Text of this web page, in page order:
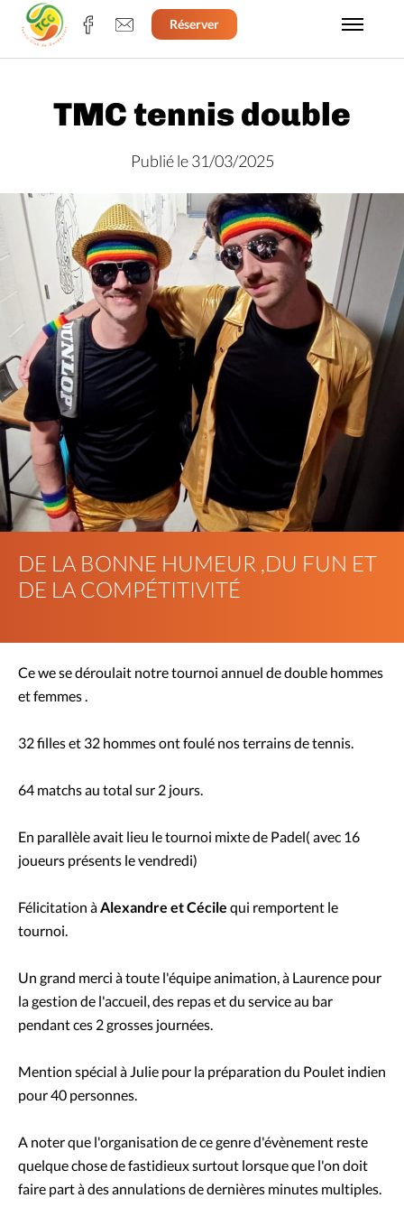
Réserver
TMC tennis double
Publié le 31/03/2025
DE LA BONNE HUMEUR ,DU FUN ET
DE LA COMPÉTITIVITÉ
Ce we se déroulait notre tournoi annuel de double hommes
et femmes .
32 filles et 32 hommes ont foulé nos terrains de tennis.
64 matchs au total sur 2 jours.
En parallèle avait lieu le tournoi mixte de Padel( avec 16
joueurs présents le vendredi)
Félicitation àAlexandre et Cécile qui remportent le
tournoi.
Un grand merci à toute l'équipe animation, à Laurence pour
la gestion de l'accueil, des repas et du service au bar
pendant ces 2 grosses journées.
Mention spécial à Julie pour la préparation du Poulet indien
pour 40 personnes.
A noter que l'organisation de ce genre d'évènement reste
quelque chose de fastidieux surtout lorsque que l'on doit
faire part à des annulations de dernières minutes multiples.